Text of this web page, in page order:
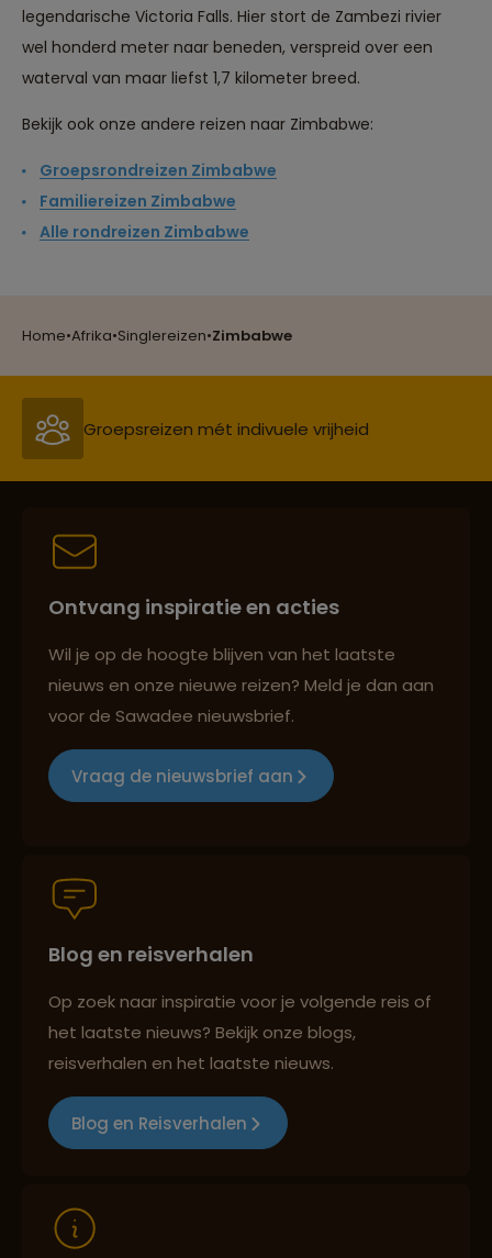
Home•Afrika•Singlereizen•Zimbabwe
legendarische Victoria Falls. Hier stort de Zambezi rivier
wel honderd meter naar beneden, verspreid over een
waterval van maar liefst 1,7 kilometer breed.
Bekijk ook onze andere reizen naar Zimbabwe:
Groepsrondreizen Zimbabwe
Familiereizen Zimbabwe
Alle rondreizen Zimbabwe
Groepsreizen mét indivuele vrijheid
Persoonlijk en deskundig reisadvies
Reizen met oog voor mens, cultuur en milieu
Groepsreizen mét indivuele vrijheid
Persoonlijk en deskundig reisadvies
Best beoordeelde reisroutes
Reizen met oog voor mens, cultuur en milieu
Ontvang inspiratie en acties
Wil je op de hoogte blijven van het laatste
nieuws en onze nieuwe reizen? Meld je dan aan
voor de Sawadee nieuwsbrief.
Vraag de nieuwsbrief aan
Blog en reisverhalen
Op zoek naar inspiratie voor je volgende reis of
het laatste nieuws? Bekijk onze blogs,
reisverhalen en het laatste nieuws.
Blog en Reisverhalen